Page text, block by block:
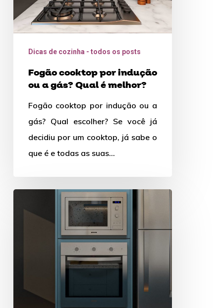
Qual
é
melhor?Dicas de cozinha - todos os posts
Fogão cooktop por indução
ou a gás? Qual é melhor?
Fogão cooktop por indução ou a
gás? Qual escolher? Se você já
decidiu por um cooktop, já sabe o
que é e todas as suas…
elétrico
como